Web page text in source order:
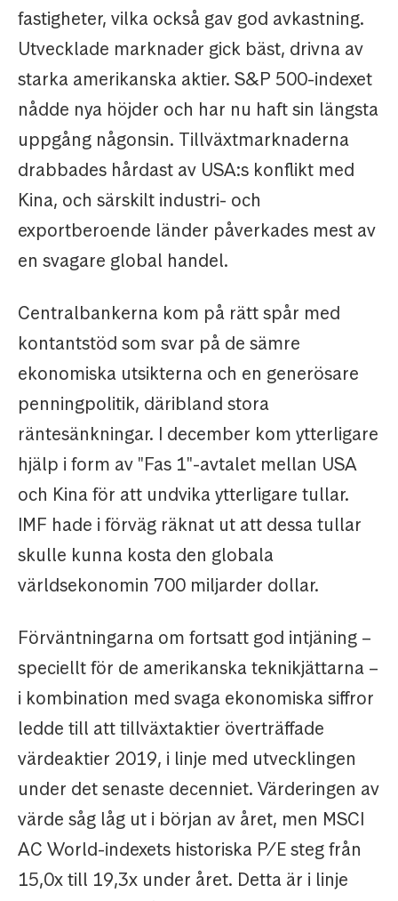
fastigheter, vilka också gav god avkastning.
Utvecklade marknader gick bäst, drivna av
starka amerikanska aktier. S&P 500-indexet
nådde nya höjder och har nu haft sin längsta
uppgång någonsin. Tillväxtmarknaderna
drabbades hårdast av USA:s konflikt med
Kina, och särskilt industri- och
exportberoende länder påverkades mest av
en svagare global handel.
Centralbankerna kom på rätt spår med
kontantstöd som svar på de sämre
ekonomiska utsikterna och en generösare
penningpolitik, däribland stora
räntesänkningar. I december kom ytterligare
hjälp i form av "Fas 1"-avtalet mellan USA
och Kina för att undvika ytterligare tullar.
IMF hade i förväg räknat ut att dessa tullar
skulle kunna kosta den globala
världsekonomin 700 miljarder dollar.
Förväntningarna om fortsatt god intjäning –
speciellt för de amerikanska teknikjättarna –
i kombination med svaga ekonomiska siffror
ledde till att tillväxtaktier överträffade
värdeaktier 2019, i linje med utvecklingen
under det senaste decenniet. Värderingen av
värde såg låg ut i början av året, men MSCI
AC World-indexets historiska P/E steg från
15,0x till 19,3x under året. Detta är i linje